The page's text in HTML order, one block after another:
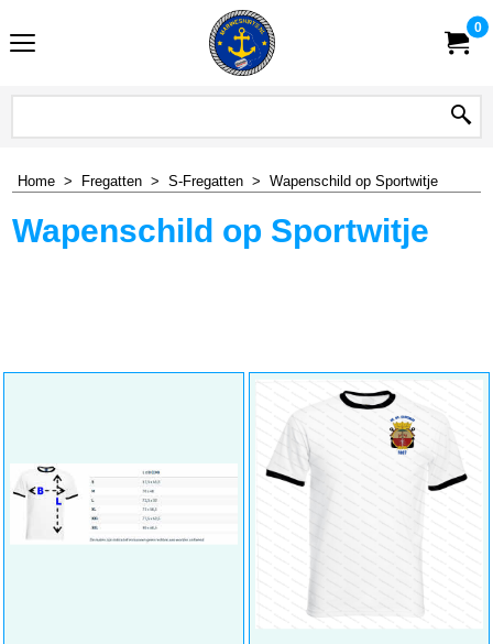
0
Home > Fregatten > S-Fregatten > Wapenschild op Sportwitje
Wapenschild op Sportwitje